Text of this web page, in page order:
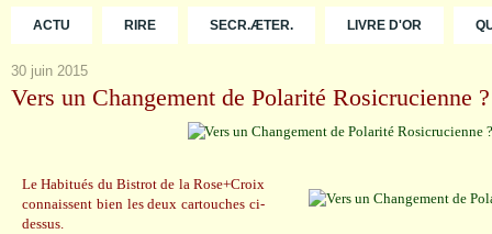
ACTU RIRE SECR.ÆTER. LIVRE D'OR
30 juin 2015
Vers un Changement de Polarité Rosicrucienne ?
Le Habitués du Bistrot de la Rose+Croix
connaissent bien les deux cartouches ci-
dessus.